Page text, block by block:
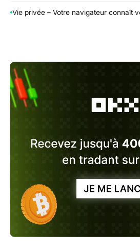
Vie privée – Votre navigateur connaît